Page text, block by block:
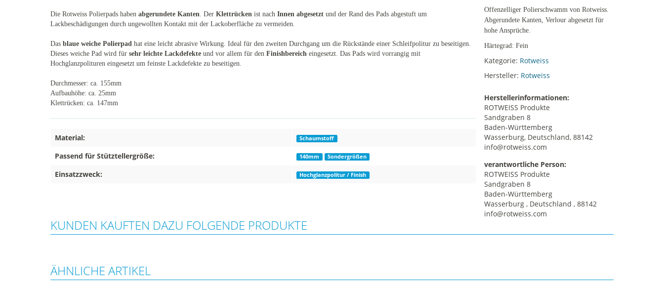
Offenzelliger Polierschwamm von Rotweiss.
Abgerundete Kanten, Verlour abgesetzt für
hohe Ansprüche.
Härtegrad: Fein
Kategorie: Rotweiss
Hersteller: Rotweiss
Herstellerinformationen:
ROTWEISS Produkte
Sandgraben 8
Baden-Württemberg
Wasserburg, Deutschland, 88142
info@rotweiss.com
verantwortliche Person:
ROTWEISS Produkte
Sandgraben 8
Baden-Württemberg
Wasserburg , Deutschland , 88142
info@rotweiss.com
Die Rotweiss Polierpads haben abgerundete Kanten. Der Klettrücken ist nach Innen abgesetzt und der Rand des Pads abgestuft um
Lackbeschädigungen durch ungewollten Kontakt mit der Lackoberfläche zu vermeiden.
Das blaue weiche Polierpad hat eine leicht abrasive Wirkung. Ideal für den zweiten Durchgang um die Rückstände einer Schleifpolitur zu beseitigen.
Dieses weiche Pad wird für sehr leichte Lackdefekte und vor allem für den Finishbereich eingesetzt. Das Pads wird vorrangig mit
Hochglanzpolituren eingesetzt um feinste Lackdefekte zu beseitigen.
Durchmesser: ca. 155mm
Aufbauhöhe: ca. 25mm
Klettrücken: ca. 147mm
Material: Schaumstoff
Passend für Stütztellergröße: 140mm Sondergrößen
Einsatzzweck: Hochglanzpolitur / Finish
KUNDEN KAUFTEN DAZU FOLGENDE PRODUKTE
ÄHNLICHE ARTIKEL